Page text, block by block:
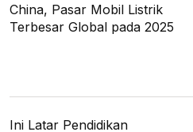
China, Pasar Mobil Listrik
Terbesar Global pada 2025
Ini Latar Pendidikan